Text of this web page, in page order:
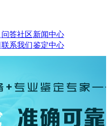
问答社区新闻中心
联系我们鉴定中心